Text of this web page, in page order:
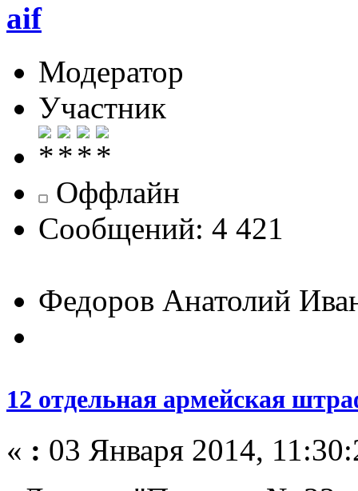
aif
Модератор
Участник
Оффлайн
Сообщений: 4 421
Федоров Анатолий
12 отдельная армейская
« : 03 Января 2014,